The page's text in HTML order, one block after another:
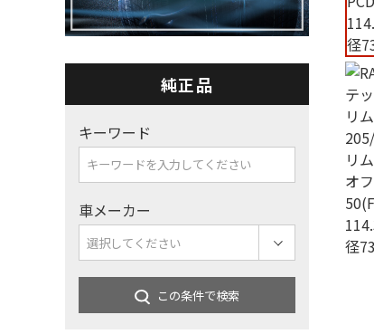
純正品
キーワード
車メーカー
この条件で検索